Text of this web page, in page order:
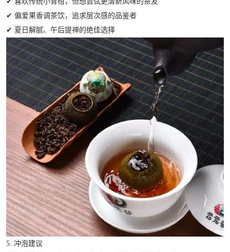
✔ 偏爱果香调茶饮，追求层次感的品鉴者
✔ 夏日解腻、午后提神的绝佳选择
5. 冲泡建议